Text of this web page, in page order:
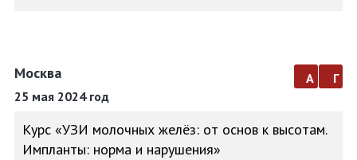
Москва
25 мая 2024 год
а г
Курс «УЗИ молочных желёз: от основ к высотам.
Импланты: норма и нарушения»